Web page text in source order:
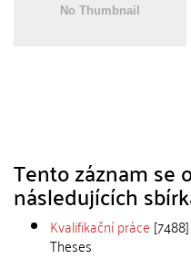
Tento záznam se
následujících
Kvalifikační práce [7488]
Theses